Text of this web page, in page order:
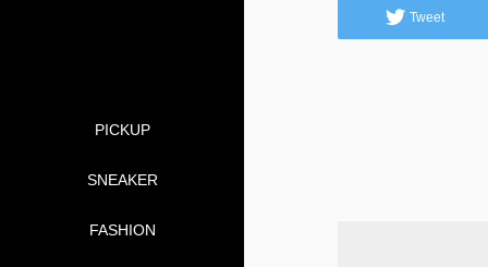
PICKUP
SNEAKER
FASHION
Tweet